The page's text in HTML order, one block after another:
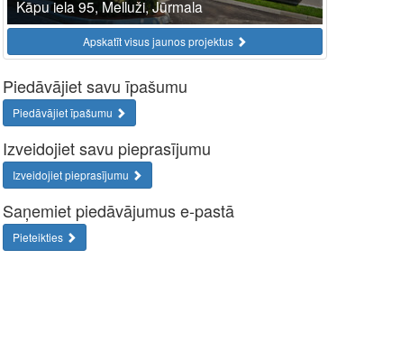
Kāpu iela 95, Melluži, Jūrmala
Apskatīt visus jaunos projektus
Piedāvājiet savu īpašumu
Piedāvājiet īpašumu
Izveidojiet savu pieprasījumu
Izveidojiet pieprasījumu
Saņemiet piedāvājumus e-pastā
Pieteikties